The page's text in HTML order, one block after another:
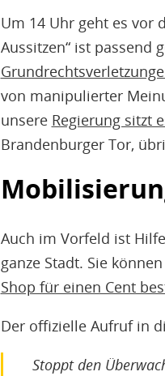
Um 14 Uhr geht es vor
Aussitzen“ ist passend
von manipulierter
unsere Regierung sitzt
Brandenburger Tor,
Auch im Vorfeld ist
ganze Stadt. Sie
Shop für einen Cent
Der offizielle Aufruf in
Stoppt den